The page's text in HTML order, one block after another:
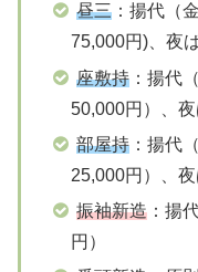
昼三：揚代（
75,000円)、夜
座敷持：揚代
50,000円）、
部屋持：揚代
25,000円）、
振袖新造：揚
円）